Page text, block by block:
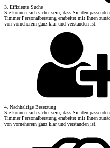
3. Effiziente Suche
Sie können sich sicher sein, dass Sie den
Timmer Personalberatung erarbeitet mit Ihnen
von vorneherein ganz klar und verstanden ist.
4. Nachhaltige Besetzung
Sie können sich sicher sein, dass Sie den
Timmer Personalberatung erarbeitet mit Ihnen
von vorneherein ganz klar und verstanden ist.